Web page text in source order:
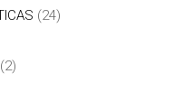
(24)
(2)